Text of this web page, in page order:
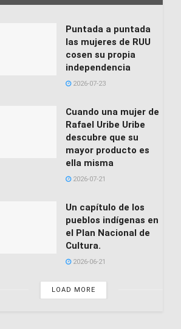
Puntada a puntada
las mujeres de RUU
cosen su propia
independencia
2026-07-23
Cuando una mujer de
Rafael Uribe Uribe
descubre que su
mayor producto es
ella misma
2026-07-21
Un capítulo de los
pueblos indígenas en
el Plan Nacional de
Cultura.
2026-06-21
LOAD MORE